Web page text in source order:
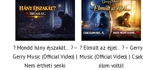
? Mondd hány éjszakát… ? –
Gerry Music (Official Video) |
Nem értheti senki
? Elmúlt az éjjel… ? – Gerry
Music (Official Video) | Csak
álom voltál